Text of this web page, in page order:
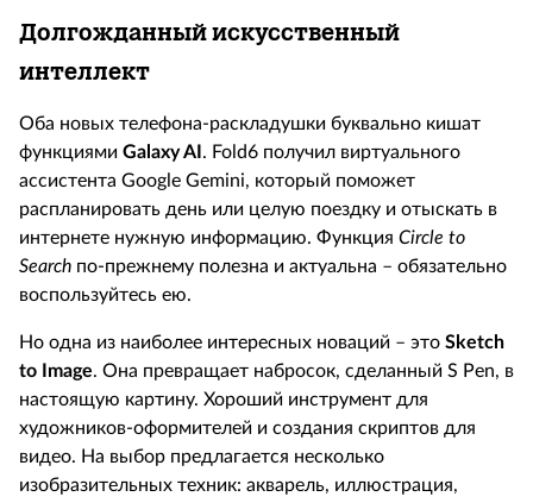
Долгожданный искусственный
интеллект
Оба новых телефона-раскладушки буквально кишат
функциями GalaxyAI . Fold6 получил виртуального
ассистента Google Gemini, который поможет
распланировать день или целую поездку и отыскать в
интернете нужную информацию. Функция Circle to
Search по-прежнему полезна и актуальна – обязательно
воспользуйтесь ею.
Но одна из наиболее интересных новаций – это Sketch
to
Image. Она превращает набросок, сделанный S Pen, в
настоящую картину. Хороший инструмент для
художников-оформителей и создания скриптов для
видео. На выбор предлагается несколько
изобразительных техник: акварель, иллюстрация,